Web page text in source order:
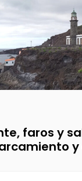
faros y
y